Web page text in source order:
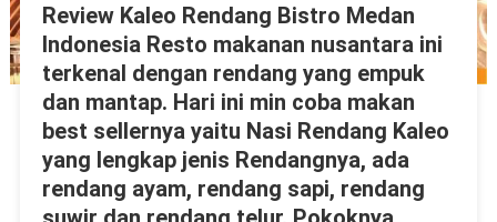
Review Kaleo Rendang Bistro Medan
Indonesia Resto makanan nusantara ini
terkenal dengan rendang yang empuk
dan mantap. Hari ini min coba makan
best sellernya yaitu Nasi Rendang Kaleo
yang lengkap jenis Rendangnya, ada
rendang ayam, rendang sapi, rendang